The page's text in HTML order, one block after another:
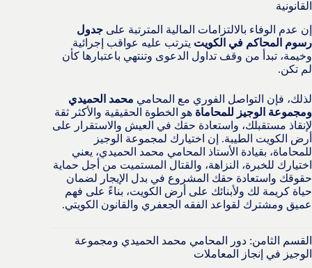
القانونية
إن عدم الوفاء بالالتزامات المالية المترتبة على جدول
رسوم المحاكم في الكويت يترتب عليه عواقب إجرائية
وخيمة، تبدأ من وقف تداول الدعوى وتنتهي باعتبارها كأن
لم تكن.
لذلك، فإن التواصل الفوري مع المحامي محمد الحميدي
ومجموعة الوجيز للمحاماة هو الخطوة الحقيقية والأكثر ثقة
لإنقاذ مستقبلك، واستعادة حقك في العيش والاستقرار على
أرض الكويت الطيبة. إن اختيارك لمجموعة الوجيز
للمحاماة، بقيادة الأستاذ المحامي محمد الحميدي، يعني
اختيارك للخبرة، النزاهة، والقتال المستميت من أجل حماية
حقوقك واستعادة حقك المشروع في بدل الإيجار لضمان
حياة كريمة لك ولأبنائك على أرض الكويت، بناءً على فهم
عميق ومشترك لقواعد الفقه الجعفري والقانون الكويتي.
القسم الثامن: دور المحامي محمد الحميدي ومجموعة
الوجيز في إنجاز المعاملات